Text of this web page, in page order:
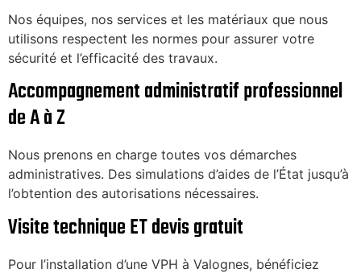
Nos équipes, nos services et les matériaux que nous
utilisons respectent les normes pour assurer votre
sécurité et l’efficacité des travaux.
Accompagnement administratif professionnel
de A à Z
Nous prenons en charge toutes vos démarches
administratives. Des simulations d’aides de l’État jusqu’à
l’obtention des autorisations nécessaires.
Visite technique ET devis gratuit
Pour l’installation d’une VPH à Valognes, bénéficiez